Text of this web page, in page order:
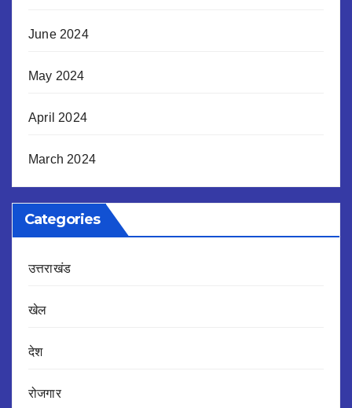
June 2024
May 2024
April 2024
March 2024
Categories
उत्तराखंड
खेल
देश
रोजगार